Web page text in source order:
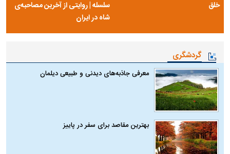
خلق
سلسله | روایتی از آخرین مصاحبه‌ی
شاه در ایران
گردشگری
معرفی جاذبه‌های دیدنی و طبیعی دیلمان
بهترین مقاصد برای سفر در پاییز